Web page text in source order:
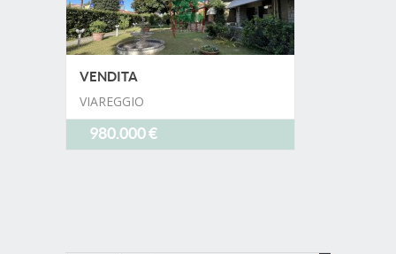
VENDITA
VIAREGGIO
980.000 €